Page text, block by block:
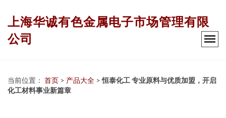
上海华诚有色金属电子市场管理有限
公司
当前位置： 首页 > 产品大全 > 恒泰化工 专业原料与优质加盟，开启
化工材料事业新篇章